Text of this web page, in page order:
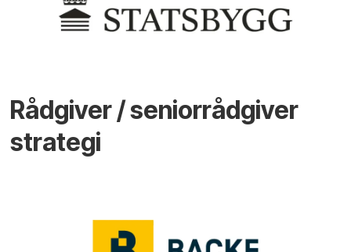
Rådgiver / seniorrådgiver
strategi